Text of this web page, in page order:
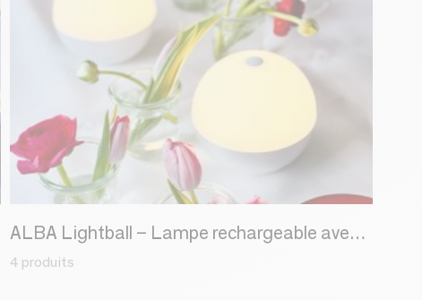
ALBA Lightball – Lampe rechargeable avec toucher et télécommande
4 produits